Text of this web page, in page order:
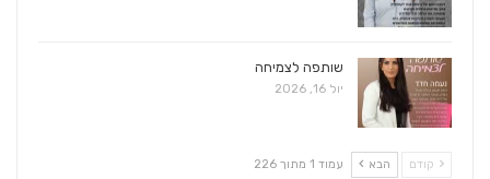
שותפה לצמיחה
יול 16, 2026
קודם הבא עמוד 1 מתוך 226